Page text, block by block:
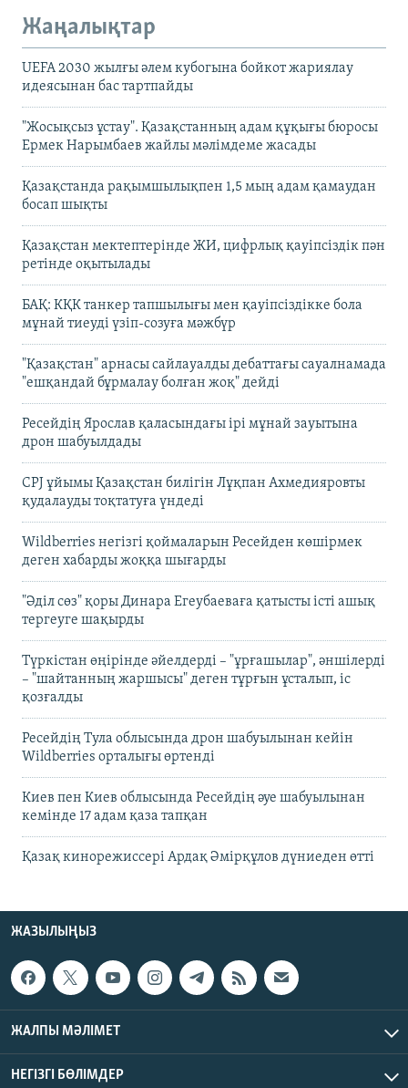
Жаңалықтар
UEFA 2030 жылғы әлем кубогына бойкот жариялау
идеясынан бас тартпайды
"Жосықсыз ұстау". Қазақстанның адам құқығы бюросы
Ермек Нарымбаев жайлы мәлімдеме жасады
Қазақстанда рақымшылықпен 1,5 мың адам қамаудан
босап шықты
Қазақстан мектептерінде ЖИ, цифрлық қауіпсіздік пән
ретінде оқытылады
БАҚ: КҚК танкер тапшылығы мен қауіпсіздікке бола
мұнай тиеуді үзіп-созуға мәжбүр
"Қазақстан" арнасы сайлауалды дебаттағы сауалнамада
"ешқандай бұрмалау болған жоқ" дейді
Ресейдің Ярослав қаласындағы ірі мұнай зауытына
дрон шабуылдады
CPJ ұйымы Қазақстан билігін Лұқпан Ахмедияровты
қудалауды тоқтатуға үндеді
Wildberries негізгі қоймаларын Ресейден көшірмек
деген хабарды жоққа шығарды
"Әділ сөз" қоры Динара Егеубаеваға қатысты істі ашық
тергеуге шақырды
Түркістан өңірінде әйелдерді – "ұрғашылар", әншілерді
– "шайтанның жаршысы" деген тұрғын ұсталып, іс
қозғалды
Ресейдің Тула облысында дрон шабуылынан кейін
Wildberries орталығы өртенді
Киев пен Киев облысында Ресейдің әуе шабуылынан
кемінде 17 адам қаза тапқан
Қазақ кинорежиссері Ардақ Әмірқұлов дүниеден өтті
ЖАЗЫЛЫҢЫЗ
ЖАЛПЫ МӘЛІМЕТ
НЕГІЗГІ БӨЛІМДЕР